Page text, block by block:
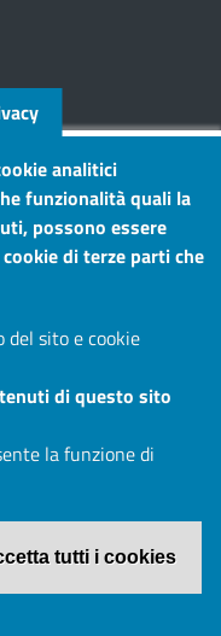
analitici
funzionalità quali la
possono essere
di terze parti che
selezionare le
e/o modificare le
completa, clicchi
del sito e cookie
di questo sito
la funzione di
tutti i cookies